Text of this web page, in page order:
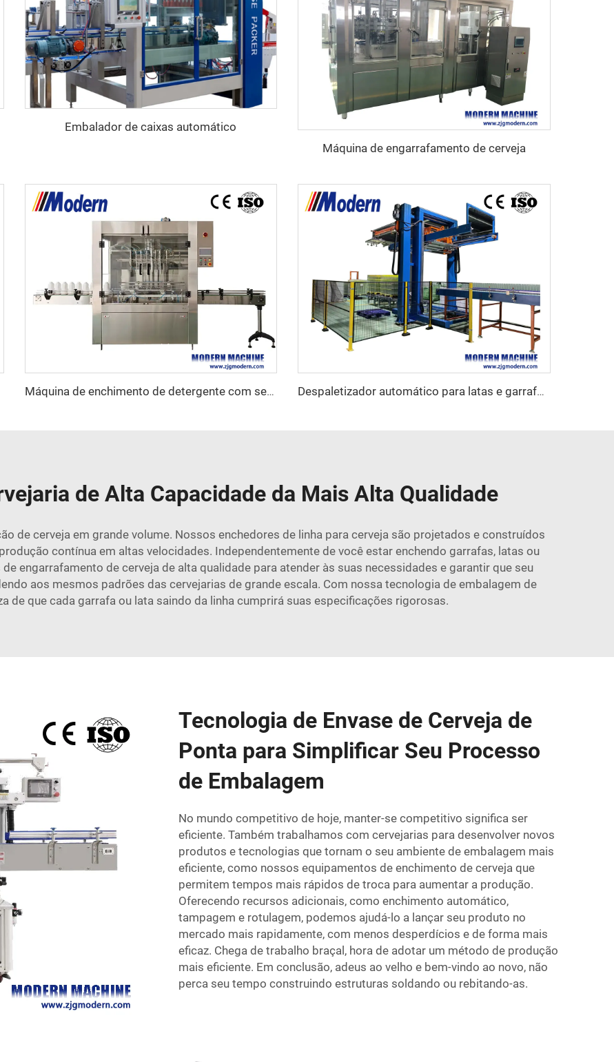
Embalador de caixas automático
Máquina de engarrafamento de cerveja
Máquina de enchimento de detergente com servomotor Despaletizador automático para latas e garrafas vazias
de Alta Capacidade da Mais Alta Qualidade
de cerveja em grande volume. Nossos enchedores de linha para cerveja são projetados e construídos
contínua em altas velocidades. Independentemente de você estar enchendo garrafas, latas ou
engarrafamento de cerveja de alta qualidade para atender às suas necessidades e garantir que seu
aos mesmos padrões das cervejarias de grande escala. Com nossa tecnologia de embalagem de
de que cada garrafa ou lata saindo da linha cumprirá suas especificações rigorosas.
Tecnologia de Envase de Cerveja de
Ponta para Simplificar Seu Processo
de Embalagem
No mundo competitivo de hoje, manter-se competitivo significa ser
eficiente. Também trabalhamos com cervejarias para desenvolver novos
produtos e tecnologias que tornam o seu ambiente de embalagem mais
eficiente, como nossos equipamentos de enchimento de cerveja que
permitem tempos mais rápidos de troca para aumentar a produção.
Oferecendo recursos adicionais, como enchimento automático,
tampagem e rotulagem, podemos ajudá-lo a lançar seu produto no
mercado mais rapidamente, com menos desperdícios e de forma mais
eficaz. Chega de trabalho braçal, hora de adotar um método de produção
mais eficiente. Em conclusão, adeus ao velho e bem-vindo ao novo, não
perca seu tempo construindo estruturas soldando ou rebitando-as.